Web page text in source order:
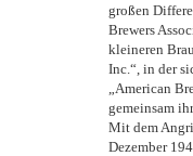
großen
Brewers
kleineren
Inc.“, in der
„American
gemeinsam
Mit dem
Dezember